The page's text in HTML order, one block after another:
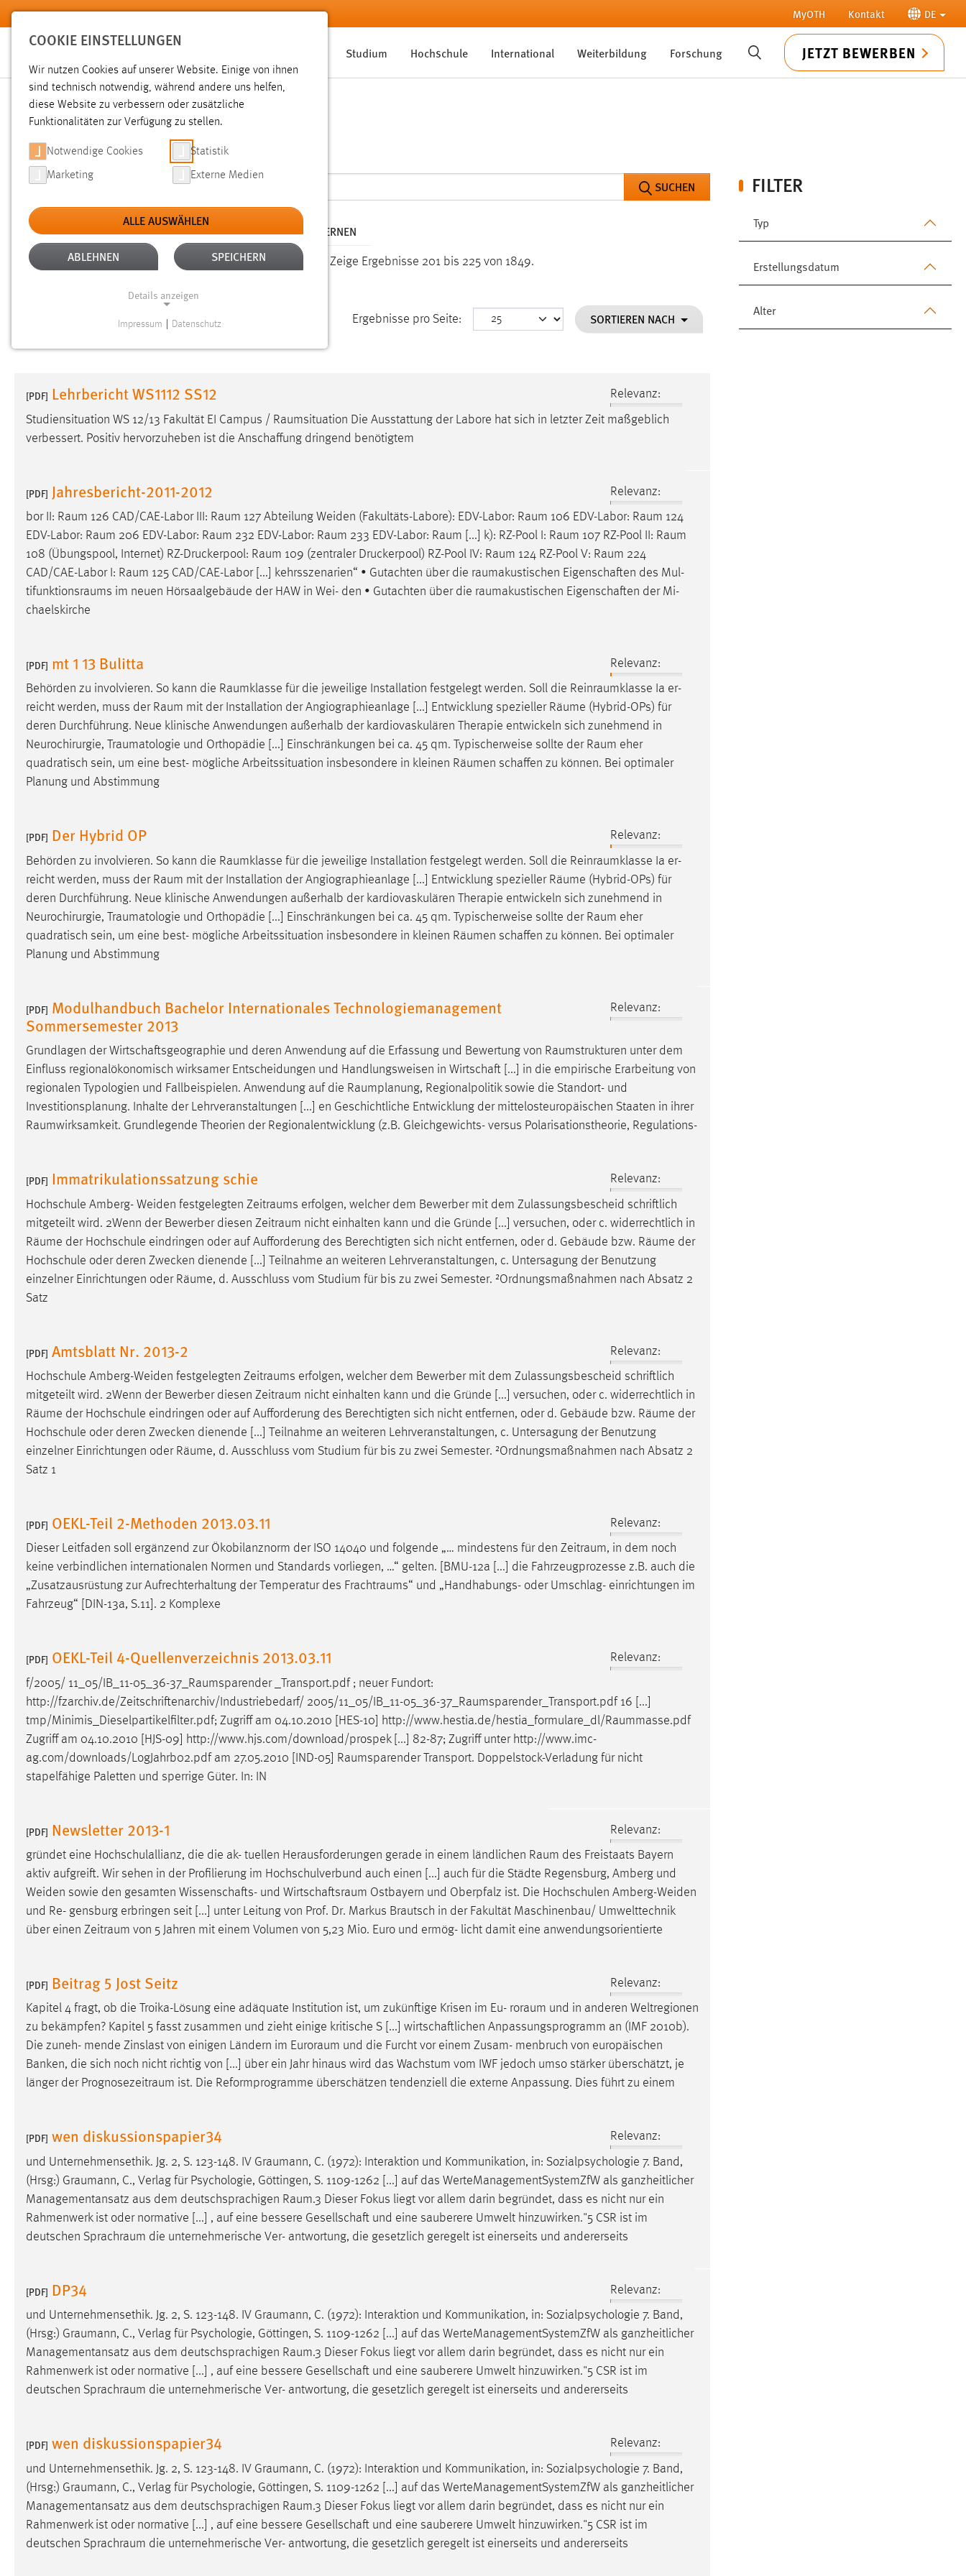
Zum Hauptinhalt springen MyOTH Kontakt DE
Studium Hochschule International Weiterbildung Forschung SUCHE JETZT BEWERBEN
SUCHE
FILTER
Typ
Erstellungsdatum
Alter
SUCHEN
Aktive Filter: ALTER: ÜBER EIN JAHR ALLE FILTER ENTFERNEN
Gesucht nach "raum". Es wurden 1849 Ergebnisse gefunden. Zeige Ergebnisse 201 bis 225 von 1849.
Ergebnisse pro Seite: SORTIEREN NACH
[PDF] Lehrbericht WS1112 SS12
Relevanz:
Studiensituation WS 12/13 Fakultät EI Campus / Raumsituation Die Ausstattung der Labore hat sich in letzter Zeit maßgeblich
verbessert. Positiv hervorzuheben ist die Anschaffung dringend benötigtem
[PDF] Jahresbericht-2011-2012
Relevanz:
bor II: Raum 126 CAD/CAE-Labor III: Raum 127 Abteilung Weiden (Fakultäts-Labore): EDV-Labor: Raum 106 EDV-Labor: Raum 124
EDV-Labor: Raum 206 EDV-Labor: Raum 232 EDV-Labor: Raum 233 EDV-Labor: Raum [...] k): RZ-Pool I: Raum 107 RZ-Pool II: Raum
108 (Übungspool, Internet) RZ-Druckerpool: Raum 109 (zentraler Druckerpool) RZ-Pool IV: Raum 124 RZ-Pool V: Raum 224
CAD/CAE-Labor I: Raum 125 CAD/CAE-Labor [...] kehrsszenarien“ • Gutachten über die raumakustischen Eigenschaften des Mul-
tifunktionsraums im neuen Hörsaalgebäude der HAW in Wei- den • Gutachten über die raumakustischen Eigenschaften der Mi-
chaelskirche
[PDF] mt 1 13 Bulitta
Relevanz:
Behörden zu involvieren. So kann die Raumklasse für die jeweilige Installation festgelegt werden. Soll die Reinraumklasse Ia er-
reicht werden, muss der Raum mit der Installation der Angiographieanlage [...] Entwicklung spezieller Räume (Hybrid-OPs) für
deren Durchführung. Neue klinische Anwendungen außerhalb der kardiovaskulären Therapie entwickeln sich zunehmend in
Neurochirurgie,
Traumatologie und Orthopädie [...] Einschränkungen bei ca. 45 qm. Typischerweise sollte der Raum eher
quadratisch sein, um eine best- mögliche Arbeitssituation insbesondere in kleinen Räumen schaffen zu können. Bei optimaler
Planung und Abstimmung
[PDF] Der Hybrid OP
Relevanz:
Behörden zu involvieren. So kann die Raumklasse für die jeweilige Installation festgelegt werden. Soll die Reinraumklasse Ia er-
reicht werden, muss der Raum mit der Installation der Angiographieanlage [...] Entwicklung spezieller Räume (Hybrid-OPs) für
deren Durchführung. Neue klinische Anwendungen außerhalb der kardiovaskulären Therapie entwickeln sich zunehmend in
Neurochirurgie, Traumatologie und Orthopädie [...] Einschränkungen bei ca. 45 qm. Typischerweise sollte der Raum eher
quadratisch sein, um eine best- mögliche Arbeitssituation insbesondere in kleinen Räumen schaffen zu können. Bei optimaler
Planung und Abstimmung
[PDF] Modulhandbuch Bachelor Internationales Technologiemanagement
Sommersemester 2013
Relevanz:
Grundlagen der Wirtschaftsgeographie und deren Anwendung auf die Erfassung und Bewertung von Raumstrukturen unter dem
Einfluss regionalökonomisch wirksamer Entscheidungen und Handlungsweisen in Wirtschaft [...] in die empirische Erarbeitung von
regionalen Typologien und Fallbeispielen. Anwendung auf die Raumplanung, Regionalpolitik sowie die Standort- und
Investitionsplanung. Inhalte der Lehrveranstaltungen [...] en Geschichtliche Entwicklung der mittelosteuropäischen Staaten in ihrer
Raumwirksamkeit. Grundlegende Theorien der Regionalentwicklung (z.B. Gleichgewichts- versus Polarisationstheorie, Regulations-
[PDF] Immatrikulationssatzung schie
Relevanz:
Hochschule Amberg- Weiden festgelegten Zeitraums erfolgen, welcher dem Bewerber mit dem Zulassungsbescheid schriftlich
mitgeteilt wird. 2Wenn der Bewerber diesen Zeitraum nicht einhalten kann und die Gründe [...] versuchen, oder c. widerrechtlich in
Räume der Hochschule eindringen oder auf Aufforderung des Berechtigten sich nicht entfernen, oder d. Gebäude bzw. Räume der
Hochschule oder deren Zwecken dienende [...] Teilnahme an weiteren Lehrveranstaltungen, c. Untersagung der Benutzung
einzelner Einrichtungen oder Räume, d. Ausschluss vom Studium für bis zu zwei Semester. ²Ordnungsmaßnahmen nach Absatz 2
Satz
[PDF] Amtsblatt Nr. 2013-2
Relevanz:
Hochschule Amberg-Weiden festgelegten Zeitraums erfolgen, welcher dem Bewerber mit dem Zulassungsbescheid schriftlich
mitgeteilt wird. 2Wenn der Bewerber diesen Zeitraum nicht einhalten kann und die Gründe [...] versuchen, oder c. widerrechtlich in
Räume der Hochschule eindringen oder auf Aufforderung des Berechtigten sich nicht entfernen, oder d. Gebäude bzw. Räume der
Hochschule oder deren Zwecken dienende [...] Teilnahme an weiteren Lehrveranstaltungen, c. Untersagung der Benutzung
einzelner Einrichtungen oder Räume, d. Ausschluss vom Studium für bis zu zwei Semester. ²Ordnungsmaßnahmen nach Absatz 2
Satz 1
[PDF] OEKL-Teil 2-Methoden 2013.03.11
Relevanz:
Dieser Leitfaden soll ergänzend zur Ökobilanznorm der ISO 14040 und folgende „… mindestens für den Zeitraum, in dem noch
keine verbindlichen internationalen Normen und Standards vorliegen, …“ gelten. [BMU-12a [...] die Fahrzeugprozesse z.B. auch die
„Zusatzausrüstung zur Aufrechterhaltung der Temperatur des Frachtraums“ und „Handhabungs- oder Umschlag- einrichtungen im
Fahrzeug“ [DIN-13a, S.11]. 2 Komplexe
[PDF] OEKL-Teil 4-Quellenverzeichnis 2013.03.11
Relevanz:
f/2005/ 11_05/IB_11-05_36-37_Raumsparender_Transport.pdf ; neuer Fundort:
http://fzarchiv.de/Zeitschriftenarchiv/Industriebedarf/ 2005/11_05/IB_11-05_36-37_Raumsparender_Transport.pdf16 [...]
tmp/Minimis_Dieselpartikelfilter.pdf; Zugriff am 04.10.2010 [HES-10]
http://www.hestia.de/hestia_formulare_dl/Raummasse.pdf
Zugriff am 04.10.2010 [HJS-09] http://www.hjs.com/download/prospek [...] 82-87; Zugriff unter http://www.imc-
ag.com/downloads/LogJahrb02.pdf am 27.05.2010 [IND-05]
RaumsparenderTransport. Doppelstock-Verladung für nicht
stapelfähige Paletten und sperrige Güter. In: IN
[PDF] Newsletter 2013-1
Relevanz:
gründet eine Hochschulallianz, die die ak- tuellen Herausforderungen gerade in einem ländlichen Raum des Freistaats Bayern
aktiv aufgreift. Wir sehen in der Profilierung im Hochschulverbund auch einen [...] auch für die Städte Regensburg, Amberg und
Weiden sowie den gesamten Wissenschafts- und Wirtschaftsraum Ostbayern und Oberpfalz ist. Die Hochschulen Amberg-Weiden
und Re- gensburg erbringen seit [...] unter Leitung von Prof. Dr. Markus Brautsch in der Fakultät Maschinenbau/ Umwelttechnik
über einen Zeitraum von 5 Jahren mit einem Volumen von 5,23 Mio. Euro und ermög- licht damit eine anwendungsorientierte
[PDF] Beitrag 5 Jost Seitz
Relevanz:
Kapitel 4 fragt, ob die Troika-Lösung eine adäquate Institution ist, um zukünftige Krisen im Eu- roraum und in anderen Weltregionen
zu bekämpfen? Kapitel 5 fasst zusammen und zieht einige kritische S [...] wirtschaftlichen Anpassungsprogramm an (IMF 2010b).
Die zuneh- mende Zinslast von einigen Ländern im Euroraum und die Furcht vor einem Zusam- menbruch von europäischen
Banken, die sich noch nicht richtig von [...] über ein Jahr hinaus wird das Wachstum vom IWF jedoch umso stärker überschätzt, je
länger der Prognosezeitraum ist. Die Reformprogramme überschätzen tendenziell die externe Anpassung. Dies führt zu einem
[PDF] wen diskussionspapier34
Relevanz:
und Unternehmensethik. Jg. 2, S. 123-148. IV Graumann, C. (1972): Interaktion und Kommunikation, in: Sozialpsychologie 7. Band,
(Hrsg:) Graumann, C., Verlag für Psychologie, Göttingen, S. 1109-1262 [...] auf das WerteManagementSystemZfW als ganzheitlicher
Managementansatz aus dem deutschsprachigen Raum.3 Dieser Fokus liegt vor allem darin begründet, dass es nicht nur ein
Rahmenwerk ist oder normative [...] , auf eine bessere Gesellschaft und eine sauberere Umwelt hinzuwirken."5 CSR ist im
deutschen Sprachraum die unternehmerische Ver- antwortung, die gesetzlich geregelt ist einerseits und andererseits
[PDF] DP34
Relevanz:
und Unternehmensethik. Jg. 2, S. 123-148. IV Graumann, C. (1972): Interaktion und Kommunikation, in: Sozialpsychologie 7. Band,
(Hrsg:) Graumann, C., Verlag für Psychologie, Göttingen, S. 1109-1262 [...] auf das WerteManagementSystemZfW als ganzheitlicher
Managementansatz aus dem deutschsprachigen Raum.3 Dieser Fokus liegt vor allem darin begründet, dass es nicht nur ein
Rahmenwerk ist oder normative [...] , auf eine bessere Gesellschaft und eine sauberere Umwelt hinzuwirken."5 CSR ist im
deutschen Sprachraum die unternehmerische Ver- antwortung, die gesetzlich geregelt ist einerseits und andererseits
[PDF] wen diskussionspapier34
Relevanz:
und Unternehmensethik. Jg. 2, S. 123-148. IV Graumann, C. (1972): Interaktion und Kommunikation, in: Sozialpsychologie 7. Band,
(Hrsg:) Graumann, C., Verlag für Psychologie, Göttingen, S. 1109-1262 [...] auf das WerteManagementSystemZfW als ganzheitlicher
Managementansatz aus dem deutschsprachigen Raum.3 Dieser Fokus liegt vor allem darin begründet, dass es nicht nur ein
Rahmenwerk ist oder normative [...] , auf eine bessere Gesellschaft und eine sauberere Umwelt hinzuwirken."5 CSR ist im
deutschen Sprachraum die unternehmerische Ver- antwortung, die gesetzlich geregelt ist einerseits und andererseits
COOKIE EINSTELLUNGEN
Wir nutzen Cookies auf unserer Website. Einige von ihnen
sind technisch notwendig, während andere uns helfen,
diese Website zu verbessern oder zusätzliche
Funktionalitäten zur Verfügung zu stellen.
Notwendige Cookies Statistik
Marketing Externe Medien
ALLE AUSWÄHLEN
ABLEHNEN SPEICHERN
Details anzeigen
Website erforderlich.
Einverständnis
Zweck:
Dieser Cookie speichert die
ausgewählten Einverständnis-Optionen
des Benutzers
Cookie Laufzeit: 1 Jahr
Performance
Name:
eingeloggt ist.
Sprachpräferenz
Name: site-language-preference
Zweck:
Das Cookie speichert die gewählte
Sprache der Website.
Chat
Name:
MibewSessionID, MIBEW_UserID,
mibew_locale, mibew-chat-frame-style-
5e9dbeb1811c0446
Zweck:
Wird benötigt um die Chatfunktion
nutzen zu können.
Sitzungslaufzeit, mibew_locale = 3
Jahre, MIBEW_UserID = 1 Jahr
Login
Name: fe_user, be_user, be_lastLoginProvider
Zweck:
Dieser Cookie ist notwendig um sich an
STATISTIK
Statistik Cookies erfassen Informationen anonym.
Diese Informationen helfen uns zu verstehen, wie
unsere Besucher unsere Website nutzen.
Name: _pk_ref, _pk_cvar, _pk_id, _pk_ses
Zweck: Zugriffsstatistik
Cookie Laufzeit: Max. 13 Monate
MARKETING
Sie tun dies, indem sie Besucher über Websites
hinweg verfolgen.
Google Ads
Name: _gcl_au
Zweck: Conversion-Tracking
Cookie Laufzeit: 3 Monate
Facebook Pixel
Name: _fbp
Anbieter: Facebook
Cookie Laufzeit: 3 Monate
EXTERNE MEDIEN
Um Inhalte von Videoplattformen und Social Media
Plattformen anzeigen zu können, werden von diesen
YouTube
Vimeo
Impressum Datenschutz